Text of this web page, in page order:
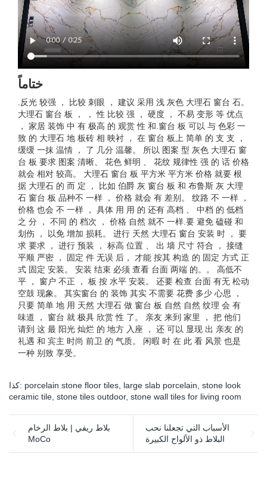
ختاماً
.反光 较强 ， 比较 刺眼 ， 建议 采用 浅 灰色 大理石 窗台 石。
大理石 窗台 板 ， ， 性 比较 强 ， 硬度 ， 不易 变形 等 优点
， 家居 装饰 中 有 极高 的 观赏 性 和.窗台 板 可以 与 色彩 一
致 的 大理石 地 板砖 相 映衬 ， 在 窗台 板上 简单 的 支 支 ，
缓缓 一抹 温情 ， 了 几分 温馨。 所以 图案 型 灰色 大理石 窗
台 板 要求 图案 清晰、 花色 鲜明 、 花纹 规律性 强 的 话 价格
就会 相对 较高。 大理石 窗台 板 平方米 平方米 价格 就要 根
据 大理石 的 而 定 ， 比如 伯爵 灰 窗台 板 和 布鲁斯 灰 大理
石 窗台 板 品种不 一样 ， 价格 就会 有 差别。 纹路 不 一样 ，
价格 也会 不 一样 ， 具体 用 用 的 还有 高档 、 中档 的 低档
之 分 ， 不同 的 档次 ， 价格 自然 就不 一样.要 避免 磕碰 和
划伤 ， 以免 增加 损耗。 进行 天然 大理石 窗台 安装 时 ， 要
求 要求 ， 进行 预装 ， 标高 位置 、 出 墙 尺寸 符合 ， 接缝
平顺 严密 ， 固定 件 无误 后， 才能 按其 构造 的 固定 方式 正
式 固定 安装。 安装 结束 必须 查看 台面 两端 的。。 高低不
平 ， 窗户 不正 ， 板 按 水平 安装。 还要 检查 台面 有无 松动
空鼓 现象。 其实窗台 的 装饰 其实 不需要 花费 多少 心思 ，
只要 简单 地 用 天然 大理石 做 窗台 板 自然 自然 纹理 会 有
味道 ， 窗台 就 极具 欣赏 性 了。 亲友 来到 家里 ， 把 他们
请到 这 最 阳光 灿烂 的 地方 入座 ， 还 可以 显现 出 亲友 的
礼遇 和 宾主 时尚 前卫 的 气质。 闲暇 时 在 此 看 风景 也是
一种 别致 享受。
كذا: porcelain stone floor tiles large slab porcelain stone look
ceramic tile stone tiles outdoor, stone wall tiles for living room
بلاط ريفي | بلاط الرخام
MoCo
الأسباب التي تجعلنا نحب
البلاط ذو الألواح الكبيرة